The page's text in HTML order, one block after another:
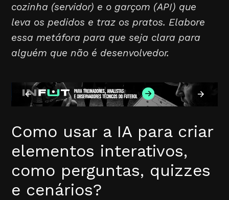
cozinha (servidor) e o garçom (API) que
leva os pedidos e traz os pratos. Elabore
essa metáfora para que seja clara para
alguém que não é desenvolvedor.
Como usar a IA para criar
elementos interativos,
como perguntas, quizzes
e cenários?